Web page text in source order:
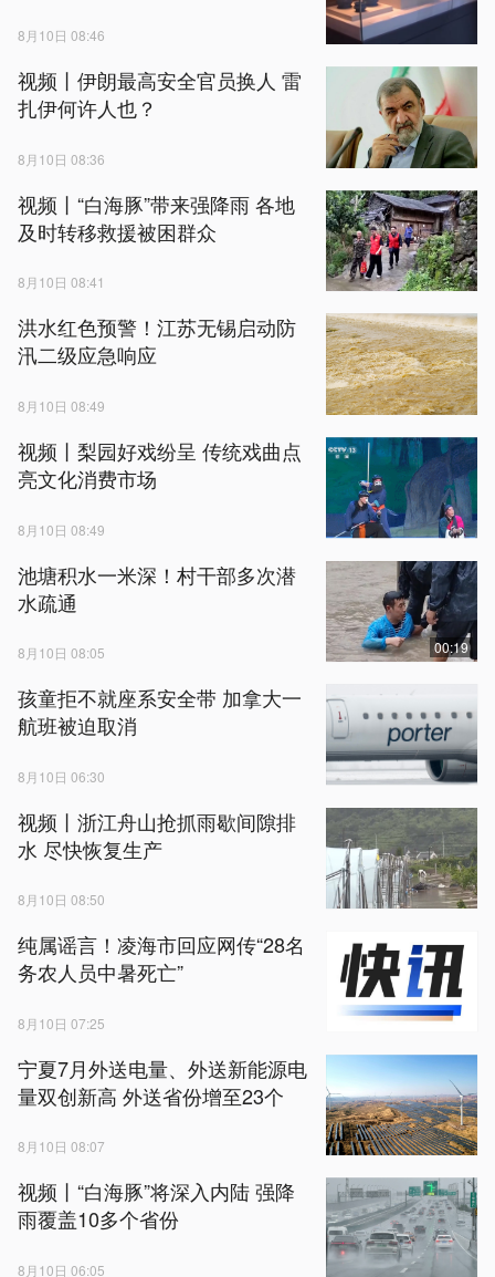
8月10日 08:46
视频丨伊朗最高安全官员换人 雷
扎伊何许人也？
8月10日 08:36
视频丨“白海豚”带来强降雨 各地
及时转移救援被困群众
8月10日 08:41
洪水红色预警！江苏无锡启动防
汛二级应急响应
8月10日 08:49
视频丨梨园好戏纷呈 传统戏曲点
亮文化消费市场
8月10日 08:49
池塘积水一米深！村干部多次潜
水疏通
8月10日 08:05 00:19
孩童拒不就座系安全带 加拿大一
航班被迫取消
8月10日 06:30
视频丨浙江舟山抢抓雨歇间隙排
水 尽快恢复生产
8月10日 08:50
纯属谣言！凌海市回应网传“28名
务农人员中暑死亡”
8月10日 07:25
宁夏7月外送电量、外送新能源电
量双创新高 外送省份增至23个
8月10日 08:07
视频丨“白海豚”将深入内陆 强降
雨覆盖10多个省份
8月10日 06:05